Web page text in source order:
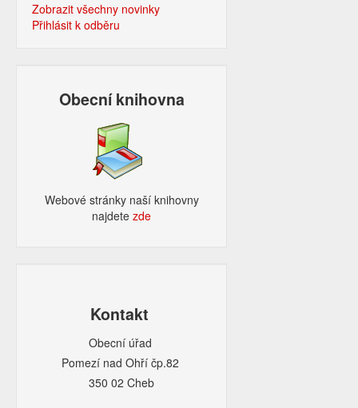
Zobrazit všechny novinky
Přihlásit k odběru
Obecní knihovna
Webové stránky naší knihovny
najdetezde​
Kontakt
Obecní úřad
Pomezí nad Ohří čp.82
350 02 Cheb